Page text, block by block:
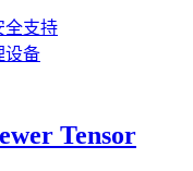
全支持
设备
Tensor